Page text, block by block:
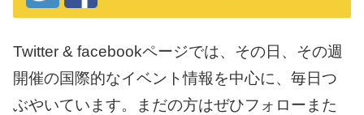
Twitter & facebookページでは、その日、その週
開催の国際的なイベント情報を中心に、毎日つ
ぶやいています。まだの方はぜひフォローまた